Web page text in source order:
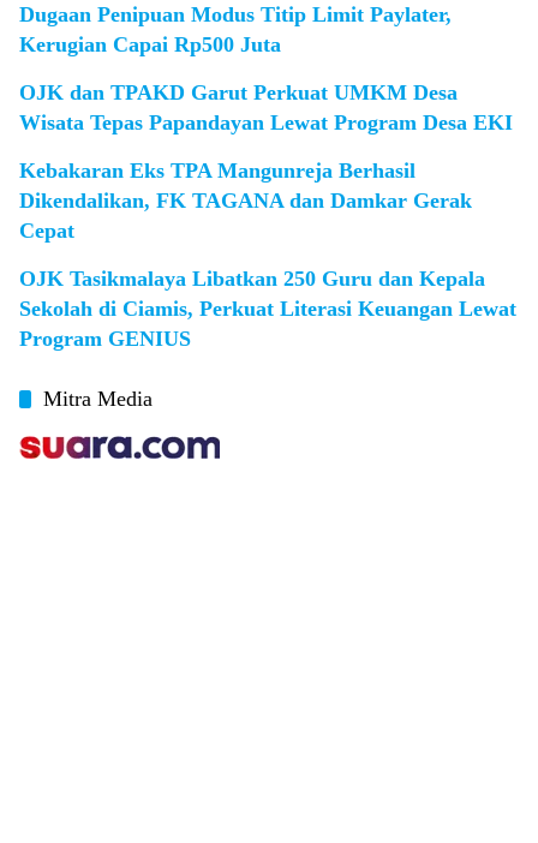
Dugaan Penipuan Modus Titip Limit Paylater,
Kerugian Capai Rp500 Juta
OJK dan TPAKD Garut Perkuat UMKM Desa
Wisata Tepas Papandayan Lewat Program Desa EKI
Kebakaran Eks TPA Mangunreja Berhasil
Dikendalikan, FK TAGANA dan Damkar Gerak
Cepat
OJK Tasikmalaya Libatkan 250 Guru dan Kepala
Sekolah di Ciamis, Perkuat Literasi Keuangan Lewat
Program GENIUS
Mitra Media